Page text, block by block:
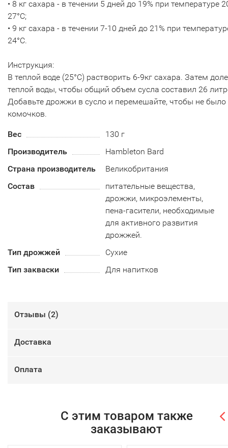
• 8 кг сахара - в течении 5 дней до 19% при температуре
27°С;
• 9 кг сахара - в течении 7-10 дней до 21% при
24°С.
Инструкция:
В теплой воде (25°С) растворить 6-9кг сахара. Затем
теплой воды, чтобы общий объем сусла составил 26
Добавьте дрожжи в сусло и перемешайте, чтобы не было
комочков.
Вес
130 г
Производитель
Hambleton Bard
Страна производитель
Великобритания
Состав
питательные вещества,
дрожжи, микроэлементы,
пена-гасители, необходимые
для активного развития
дрожжей.
Тип дрожжей
Сухие
Тип закваски
Для напитков
Отзывы (2)
Доставка
Оплата
С этим товаром также
заказывают